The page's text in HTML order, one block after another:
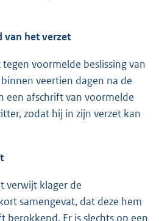
van het verzet
voormelde beslissing van
veertien dagen na de
een afschrift van voormelde
zodat hij in zijn verzet kan
verwijt klager de
samengevat, dat deze hem
berokkend. Er is slechts op een